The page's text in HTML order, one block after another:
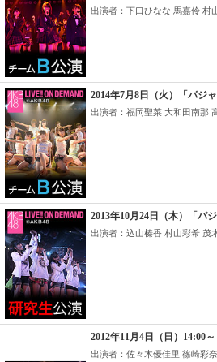
出演者：下口ひなな 馬嘉伶 村
2014年7月8日（火）「パジ
出演者：福岡聖菜 大和田南那
2013年10月24日（木）「パ
出演者：込山榛香 村山彩希 茂
2012年11月4日（日）14:00
出演者：佐々木優佳里 篠崎彩奈